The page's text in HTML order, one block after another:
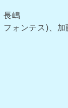
長嶋
ォンテス)、